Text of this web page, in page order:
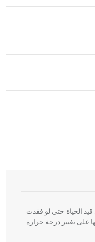
التي ارتبطت
ومصر خاصة، حيث يحرص
قيد الحياة حتى لو فقدت
على تغيير درجة حرارة